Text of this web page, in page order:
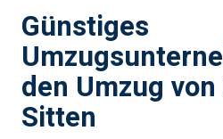
Günstiges
den Umzug
Sitten